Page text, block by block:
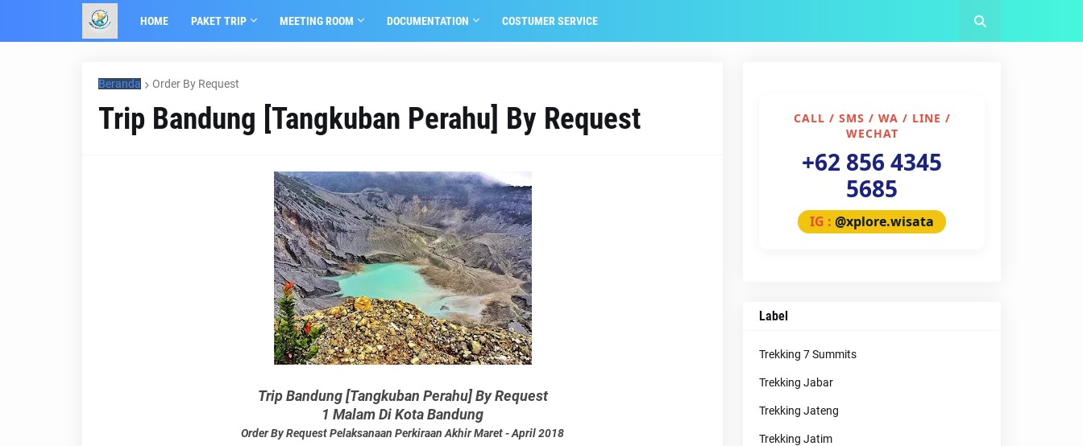
HOME PAKET TRIP MEETING ROOM DOCUMENTATION COSTUMER SERVICE
Beranda Order By Request
Trip Bandung [Tangkuban Perahu] By Request
Trip Bandung [Tangkuban Perahu] By Request
1 Malam Di Kota Bandung
Order By Request Pelaksanaan Perkiraan Akhir Maret - April 2018
CALL / SMS / WA / LINE /
WECHAT
+62 856 4345
5685
IG : @xplore.wisata
Label
Trekking 7 Summits
Trekking Jabar
Trekking Jateng
Trekking Jatim